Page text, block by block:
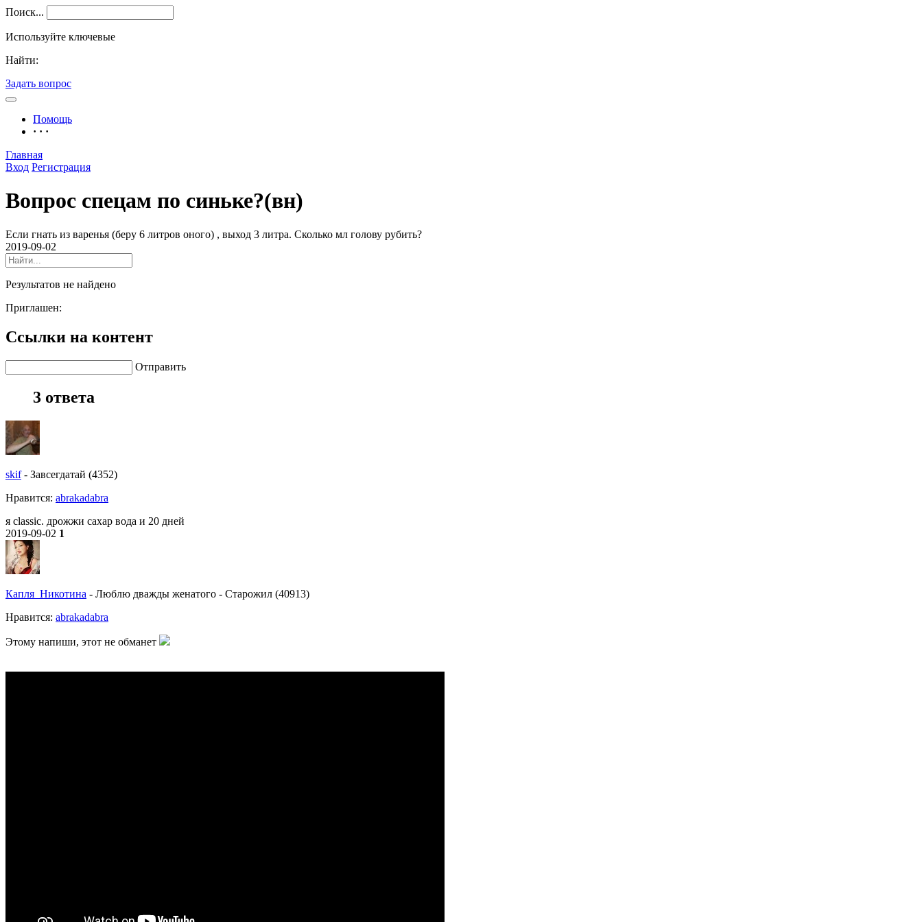
Поиск...
Используйте ключевые
Найти:
Задать вопрос
Помощь
· · ·
Главная
Вход Регистрация
Вопрос спецам по синьке?(вн)
Если гнать из варенья (беру 6 литров оного) , выход 3 литра. Сколько мл голову рубить?
2019-09-02
Результатов не найдено
Приглашен:
Ссылки на контент
Отправить
3 ответа
skif - Завсегдатай (4352)
Нравитcя: abrakadabra
я classic. дрожжи сахар вода и 20 дней
2019-09-02 1
Капля_Никотина - Люблю дважды женатого - Старожил (40913)
Нравитcя: abrakadabra
Этому напиши, этот не обманет